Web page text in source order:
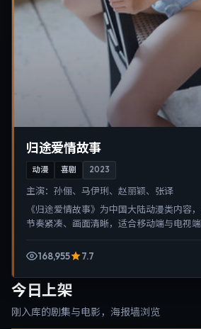
归途爱情故事
动漫 喜剧 2023
主演： 孙俪、马伊琍、赵丽颖、张译
《归途爱情故事》为中国大陆动漫类内容
节奏紧凑、画面清晰，适合移动端与电视
168,955
7.7
今日上架
刚入库的剧集与电影，海报墙浏览